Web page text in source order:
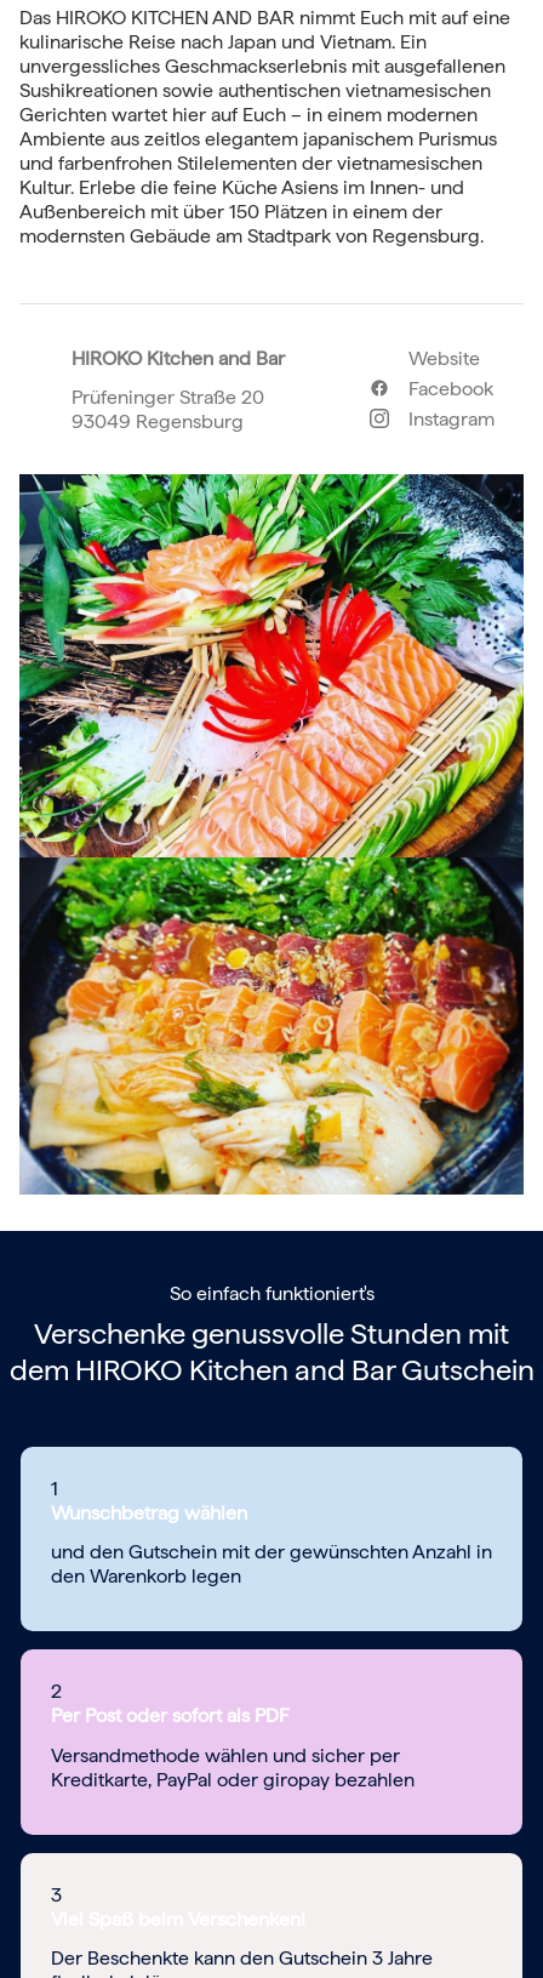
Das HIROKO KITCHEN AND BAR nimmt Euch mit auf eine
kulinarische Reise nach Japan und Vietnam. Ein
unvergessliches Geschmackserlebnis mit ausgefallenen
Sushikreationen sowie authentischen vietnamesischen
Gerichten wartet hier auf Euch – in einem modernen
Ambiente aus zeitlos elegantem japanischem Purismus
und farbenfrohen Stilelementen der vietnamesischen
Kultur. Erlebe die feine Küche Asiens im Innen- und
Außenbereich mit über 150 Plätzen in einem der
modernsten Gebäude am Stadtpark von Regensburg.
HIROKO Kitchen and Bar
Prüfeninger Straße 20
93049 Regensburg
Website
Facebook
Instagram
So einfach funktioniert's
Verschenke genussvolle Stunden mit
dem HIROKO Kitchen and Bar Gutschein
1
Wunschbetrag wählen
und den Gutschein mit der gewünschten Anzahl in
den Warenkorb legen
2
Per Post oder sofort als PDF
Versandmethode wählen und sicher per
Kreditkarte, PayPal oder giropay bezahlen
3
Der Beschenkte kann den Gutschein 3 Jahre